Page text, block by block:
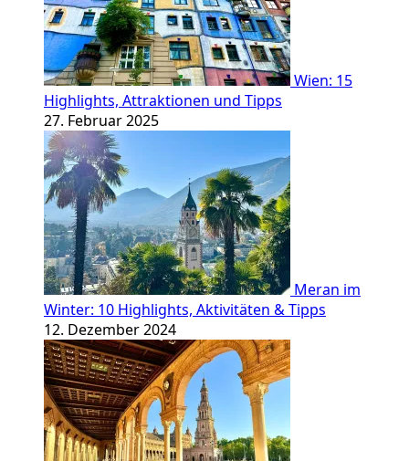
Wien: 15
Highlights, Attraktionen und Tipps
27. Februar 2025
Meran im
Winter: 10 Highlights, Aktivitäten & Tipps
12. Dezember 2024